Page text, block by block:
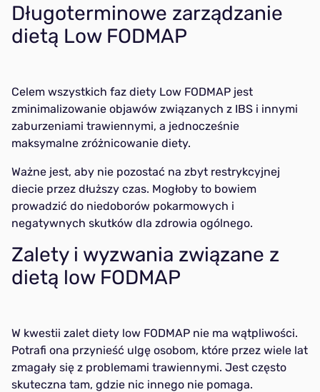
Długoterminowe zarządzanie
dietą Low FODMAP
Celem wszystkich faz diety Low FODMAP jest
zminimalizowanie objawów związanych z IBS i innymi
zaburzeniami trawiennymi, a jednocześnie
maksymalne zróżnicowanie diety.
Ważne jest, aby nie pozostać na zbyt restrykcyjnej
diecie przez dłuższy czas. Mogłoby to bowiem
prowadzić do niedoborów pokarmowych i
negatywnych skutków dla zdrowia ogólnego.
Zalety i wyzwania związane z
dietą low FODMAP
W kwestii zalet diety low FODMAP nie ma wątpliwości.
Potrafi ona przynieść ulgę osobom, które przez wiele lat
zmagały się z problemami trawiennymi. Jest często
skuteczna tam, gdzie nic innego nie pomaga.